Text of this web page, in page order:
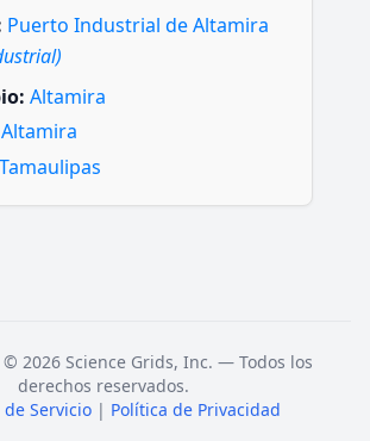
Puerto Industrial de Altamira
Altamira
Altamira
Tamaulipas
2026 Science Grids, Inc. — Todos los
derechos reservados.
Servicio | Política de Privacidad